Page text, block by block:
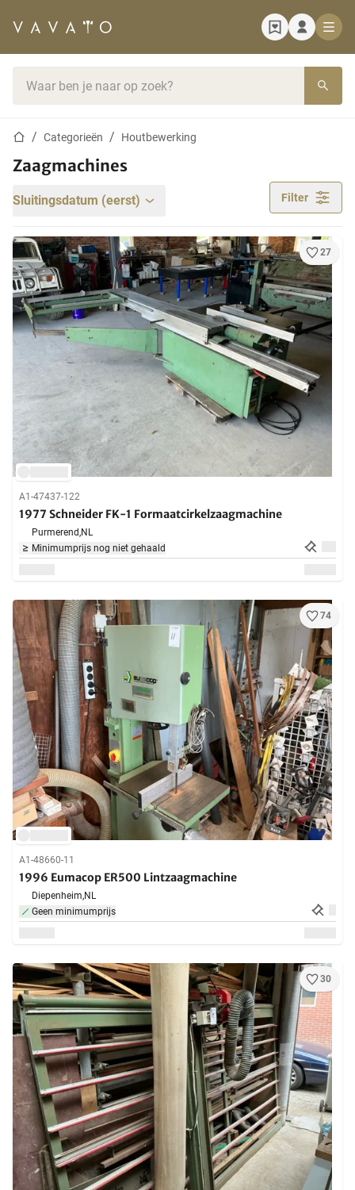
StartpaginaCategorieën Houtbewerking
Zaagmachines
Sluitingsdatum (eerst) Filter
27
A1-47437-122
1977 Schneider FK-1 Formaatcirkelzaagmachine
Purmerend,NL
Minimumprijs nog niet gehaald
74
A1-48660-11
1996 Eumacop ER500 Lintzaagmachine
Diepenheim,NL
Geen minimumprijs
30